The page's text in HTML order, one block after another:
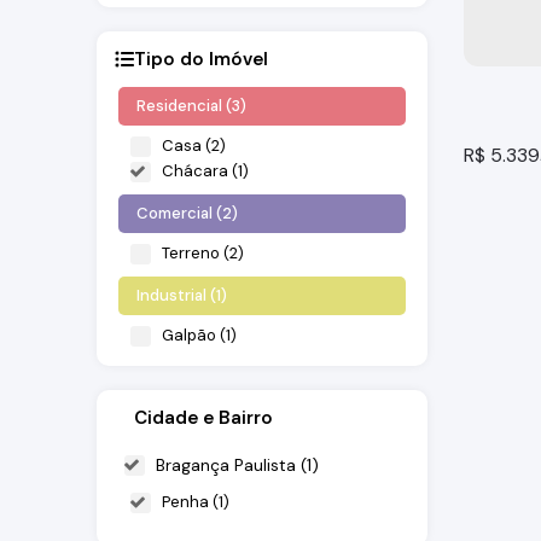
Tipo do Imóvel
Residencial (3)
Casa (2)
Chácara (1)
Comercial (2)
Terreno (2)
Industrial (1)
Galpão (1)
Cidade e Bairro
Bragança Paulista (1)
Penha (1)
R$ 5.339